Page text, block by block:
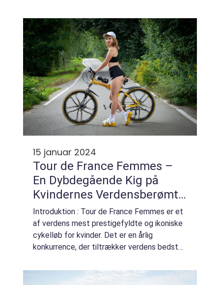
enorme mængder af sports- og fritids...
15 januar 2024
Tour de France Femmes –
En Dybdegående Kig på
Kvindernes Verdensberømte
Cykelløb
Introduktion : Tour de France Femmes er et
af verdens mest prestigefyldte og ikoniske
cykelløb for kvinder. Det er en årlig
konkurrence, der tiltrækker verdens bedste
begejstrede tilskuere rundt om i verden. I ...